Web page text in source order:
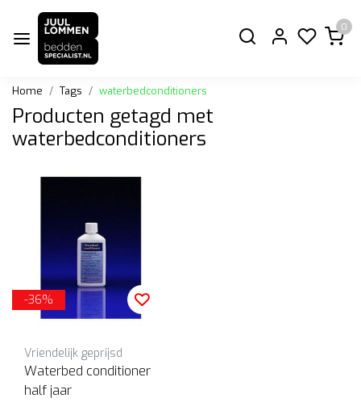
0
Home Tags waterbedconditioners
Producten getagd met
waterbedconditioners
-36%
Vriendelijk geprijsd
Waterbed conditioner
half jaar